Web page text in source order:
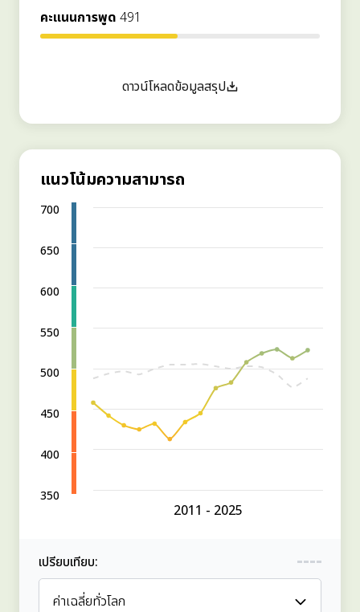
คะแนนการพูด 491
ดาวน์โหลดข้อมูลสรุป
แนวโน้มความสามารถ
700
650
600
550
500
450
400
350
2011 - 2025
เปรียบเทียบ:
ค่าเฉลี่ยทั่วโลก